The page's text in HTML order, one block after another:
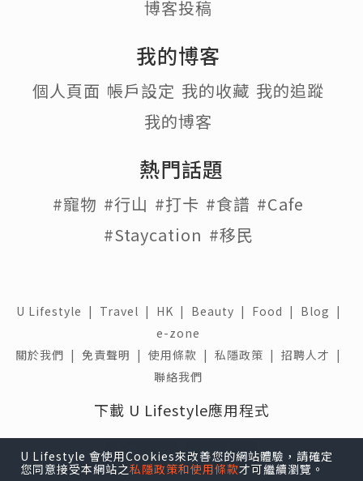
博客投稿
我的博客
個人頁面 帳戶設定 我的收藏 我的追蹤
我的博客
熱門話題
#寵物 #行山 #打卡 #食譜 #Cafe
#Staycation #移民
U Lifestyle | Travel | HK | Beauty | Food | Blog |
e-zone
關於我們 | 免責聲明 | 使用條款 | 私隱政策 | 招聘人才 |
聯絡我們
下載 U Lifestyle應用程式
U Lifestyle 會使用Cookies來改善您的網站體驗，請確定
您同意接受本網站之私隱政策和使用條款才可繼續瀏覽。